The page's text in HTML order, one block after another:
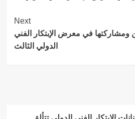
Next
ومشاركتها في معرض الإبتكار الفني
الدولي الثالث